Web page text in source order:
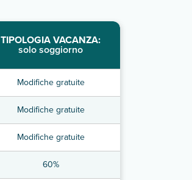
TIPOLOGIA VACANZA:
solo soggiorno
Modifiche gratuite
Modifiche gratuite
Modifiche gratuite
60%